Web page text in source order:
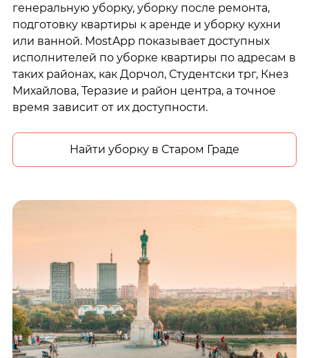
генеральную уборку, уборку после ремонта,
подготовку квартиры к аренде и уборку кухни
или ванной. MostApp показывает доступных
исполнителей по уборке квартиры по адресам в
таких районах, как Дорчол, Студентски трг, Кнез
Михайлова, Теразие и район центра, а точное
время зависит от их доступности.
Найти уборку в Старом Граде